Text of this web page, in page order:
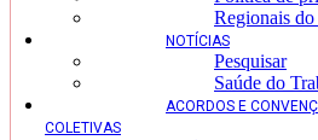
Regionais
NOTÍCIAS
Pesquisar
Saúde do
ACORDOS E
COLETIVAS